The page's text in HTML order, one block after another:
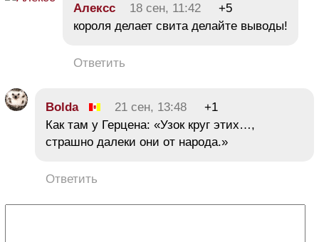
Алексc 18 сен, 11:42
+5
короля делает свита делайте выводы!
Ответить
Bolda 21 сен, 13:48
+1
Как там у Герцена: «Узок круг этих…,
страшно далеки они от народа.»
Ответить